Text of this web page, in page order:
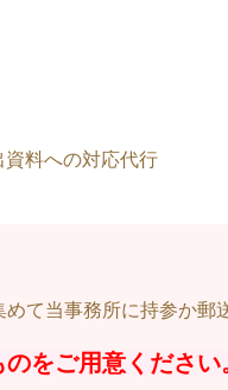
資料への対応代行
て当事務所に持参か郵
をご用意ください